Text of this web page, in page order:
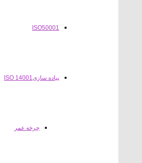
ISO50001
پیاده سازی14001 ISO
چرخه عمر